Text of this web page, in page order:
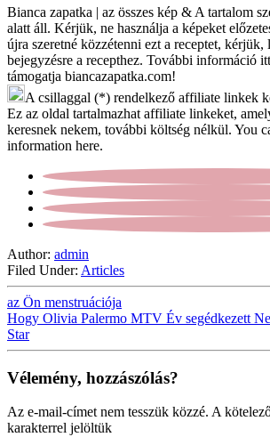
Bianca zapatka | az összes kép & A tartalom
alatt áll. Kérjük, ne használja a képeket
újra szeretné közzétenni ezt a receptet, kérjük,
bejegyzésre a recepthez. További információ
támogatja biancazapatka.com!
A csillaggal (*) rendelkező affiliate linkek
Ez az oldal tartalmazhat affiliate linkeket,
keresnek nekem, további költség nélkül. You
information here.
Author: admin
Filed Under: Articles
az Ön menstruációja
Hogy Olivia Palermo MTV Év segédkezett
Star
Vélemény, hozzászólás?
Az e-mail-címet nem tesszük közzé. A
karakterrel jelöltük